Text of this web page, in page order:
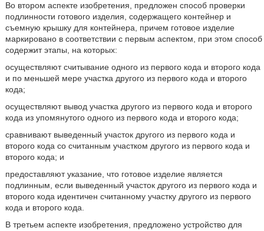
Во втором аспекте изобретения, предложен способ проверки
подлинности готового изделия, содержащего контейнер и
съемную крышку для контейнера, причем готовое изделие
маркировано в соответствии с первым аспектом, при этом способ
содержит этапы, на которых:
осуществляют считывание одного из первого кода и второго кода
и по меньшей мере участка другого из первого кода и второго
кода;
осуществляют вывод участка другого из первого кода и второго
кода из упомянутого одного из первого кода и второго кода;
сравнивают выведенный участок другого из первого кода и
второго кода со считанным участком другого из первого кода и
второго кода; и
предоставляют указание, что готовое изделие является
подлинным, если выведенный участок другого из первого кода и
второго кода идентичен считанному участку другого из первого
кода и второго кода.
В третьем аспекте изобретения, предложено устройство для